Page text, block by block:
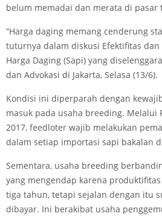
belum memadai dan merata di pasar
“Harga daging memang cenderung
tuturnya dalam diskusi Efektifitas dan
Harga Daging (Sapi) yang
dan Advokasi di Jakarta, Selasa (13/6).
Kondisi ini diperparah dengan
masuk pada usaha breeding. Melalui
2017, feedloter wajib melakukan
dalam setiap importasi sapi bakalan
Sementara, usaha breeding
yang mengendap karena
tiga tahun, tetapi sejalan dengan itu
dibayar. Ini berakibat usaha